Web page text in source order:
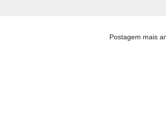
Postagem mais